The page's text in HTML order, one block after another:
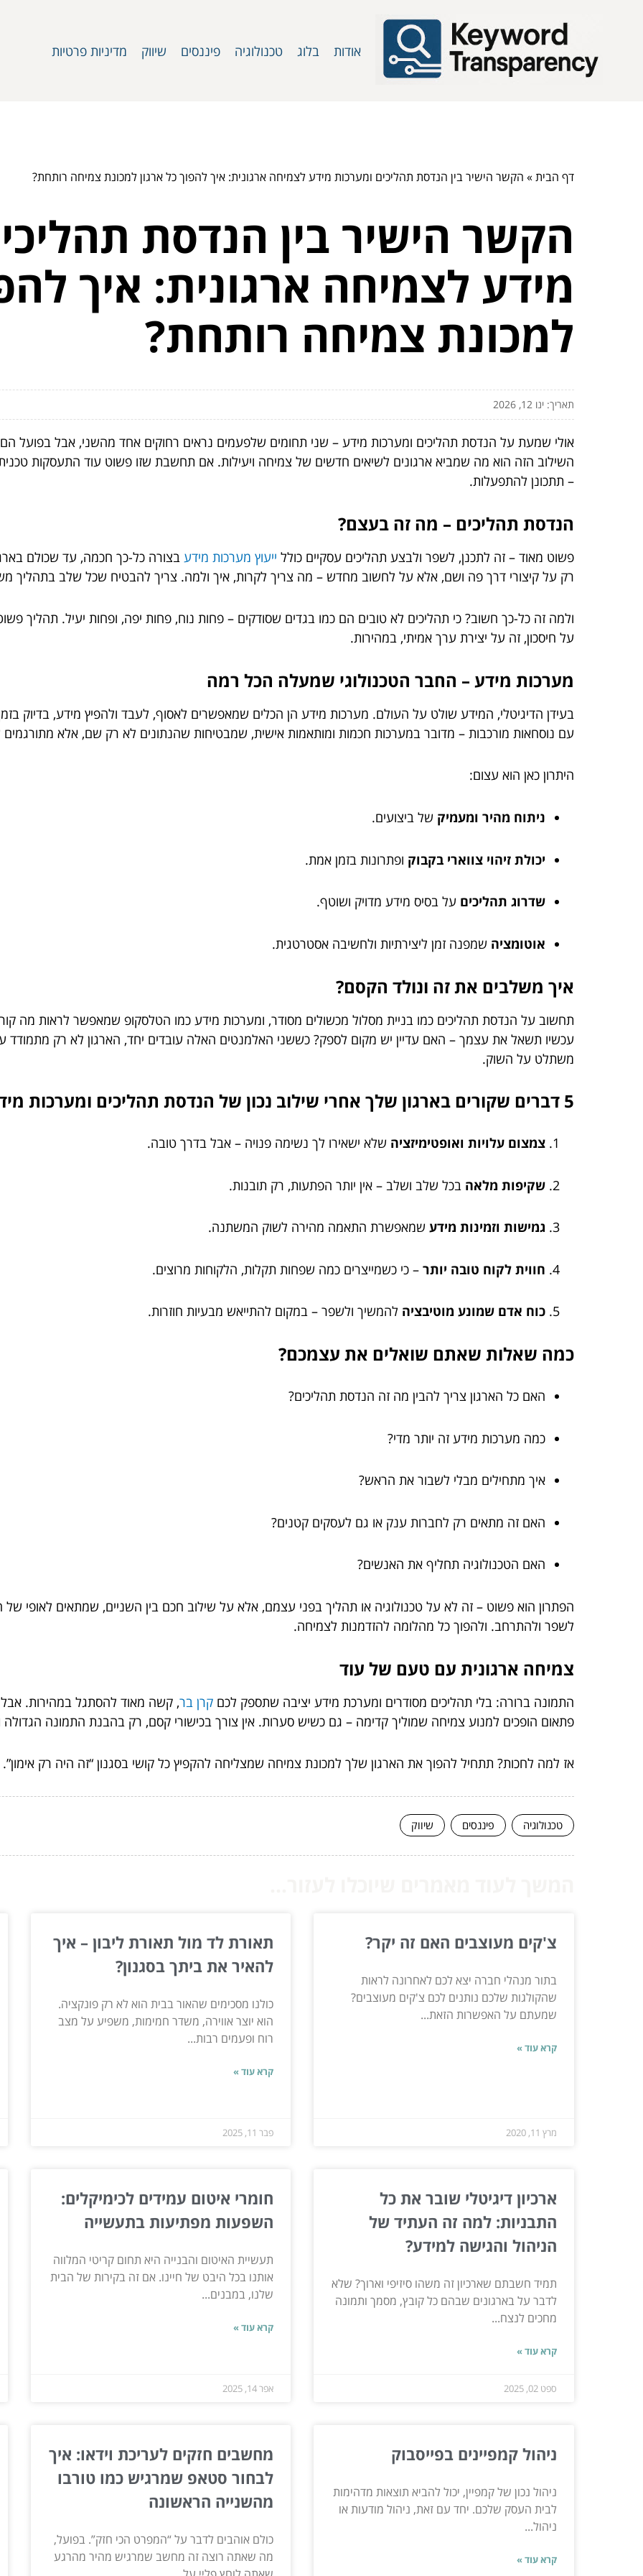
אודות בלוג טכנולוגיה פיננסים שיווק מדיניות פרטיות
דף הבית» הקשר הישיר בין הנדסת תהליכים ומערכות מידע לצמיחה ארגונית: איך להפוך כל ארגון למכונת צמיחה רותחת?
הקשר הישיר בין הנדסת
מידע לצמיחה ארגונית: איך
למכונת צמיחה רותחת?
תאריך: ינו 12, 2026
אולי שמעת על הנדסת תהליכים ומערכות מידע – שני תחומים שלפעמים נראים רחוקים אחד מהשני, אבל בפועל הם
השילוב הזה הוא מה שמביא ארגונים לשיאים חדשים של צמיחה ויעילות. אם תחשבת שזו פשוט עוד התעסקות טכנית
– תתכונן להתפעלות.
הנדסת תהליכים – מה זה בעצם?
פשוט מאוד – זה לתכנן, לשפר ולבצע תהליכים עסקיים כולל ייעוץ מערכות מידע בצורה כל-כך חכמה, עד שכולם
רק על קיצורי דרך פה ושם, אלא על לחשוב מחדש – מה צריך לקרות, איך ולמה. צריך להבטיח שכל שלב
ולמה זה כל-כך חשוב? כי תהליכים לא טובים הם כמו בגדים שסודקים – פחות נוח, פחות יפה, ופחות יעיל. תהליך
על חיסכון, זה על יצירת ערך אמיתי, במהירות.
מערכות מידע – החבר הטכנולוגי שמעלה הכל רמה
עם נוסחאות מורכבות – מדובר במערכות חכמות ומותאמות אישית, שמבטיחות שהנתונים לא רק שם, אלא
היתרון כאן הוא עצום:
ניתוח מהיר ומעמיק של ביצועים.
יכולת זיהוי צווארי בקבוק ופתרונות בזמן אמת.
שדרוג תהליכים על בסיס מידע מדויק ושוטף.
אוטומציה שמפנה זמן ליצירתיות ולחשיבה אסטרטגית.
איך משלבים את זה ונולד הקסם?
תחשוב על הנדסת תהליכים כמו בניית מסלול מכשולים מסודר, ומערכות מידע כמו הטלסקופ שמאפשר לראות מה
עכשיו תשאל את עצמך – האם עדיין יש מקום לספק? כששני האלמנטים האלה עובדים יחד, הארגון לא רק
משתלט על השוק.
5 דברים שקורים בארגון שלך אחרי שילוב נכון של הנדסת תהליכים ומערכות מידע
צמצום עלויות ואופטימיזציה שלא ישאירו לך נשימה פנויה – אבל בדרך טובה.
שקיפות מלאה בכל שלב ושלב – אין יותר הפתעות, רק תובנות.
גמישות וזמינות מידע שמאפשרת התאמה מהירה לשוק המשתנה.
חווית לקוח טובה יותר – כי כשמייצרים כמה שפחות תקלות, הלקוחות מרוצים.
כוח אדם שמונע מוטיבציה להמשיך ולשפר – במקום להתייאש מבעיות חוזרות.
כמה שאלות שאתם שואלים את עצמכם?
האם כל הארגון צריך להבין מה זה הנדסת תהליכים?
כמה מערכות מידע זה יותר מדי?
איך מתחילים מבלי לשבור את הראש?
האם זה מתאים רק לחברות ענק או גם לעסקים קטנים?
האם הטכנולוגיה תחליף את האנשים?
הפתרון הוא פשוט – זה לא על טכנולוגיה או תהליך בפני עצמם, אלא על שילוב חכם בין השניים, שמתאים לאופי
לשפר ולהתרחב. ולהפוך כל מהלומה להזדמנות לצמיחה.
צמיחה ארגונית עם טעם של עוד
התמונה ברורה: בלי תהליכים מסודרים ומערכת מידע יציבה שתספק לכם קרן בר, קשה מאוד להסתגל במהירות.
פתאום הופכים למנוע צמיחה שמוליך קדימה – גם כשיש סערות. אין צורך בכישורי קסם, רק בהבנת התמונה
אז למה לחכות? תתחיל להפוך את הארגון שלך למכונת צמיחה שמצליחה להקפיץ כל קושי בסגנון “זה היה רק אימון”.
טכנולוגיה פיננסים שיווק
צ'קים מעוצבים האם זה יקר?
בתור מנהלי חברה יצא לכם לאחרונה לראות
שהקולגות שלכם נותנים לכם צ'קים מעוצבים?
שמעתם על האפשרות הזאת...
קרא עוד »
מרץ 11, 2020
תאורת לד מול תאורת ליבון – איך
להאיר את ביתך בסגנון?
כולנו מסכימים שהאור בבית הוא לא רק פונקציה.
הוא יוצר אווירה, משדר חמימות, משפיע על מצב
רוח ופעמים רבות...
קרא עוד »
פבר 11, 2025
ארכיון דיגיטלי שובר את כל
התבניות: למה זה העתיד של
הניהול והגישה למידע?
תמיד חשבתם שארכיון זה משהו סיזיפי וארוך? שלא
לדבר על בארגונים שבהם כל קובץ, מסמך ותמונה
מחכים לנצח...
קרא עוד »
ספט 02, 2025
חומרי איטום עמידים לכימיקלים:
השפעות מפתיעות בתעשייה
תעשיית האיטום והבנייה היא תחום קריטי המלווה
אותנו בכל היבט של חיינו. אם זה בקירות של הבית
שלנו, במבנים...
קרא עוד »
אפר 14, 2025
ניהול קמפיינים בפייסבוק
ניהול נכון של קמפיין, יכול להביא תוצאות מדהימות
לבית העסק שלכם. יחד עם זאת, ניהול מודעות או
ניהול...
קרא עוד »
מחשבים חזקים לעריכת וידאו: איך
לבחור סטאפ שמרגיש כמו טורבו
מהשנייה הראשונה
כולם אוהבים לדבר על “המפרט הכי חזק”. בפועל,
מה שאתה רוצה זה מחשב שמרגיש מהיר מהרגע